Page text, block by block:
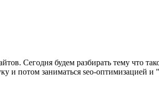
Сегодня будем разбирать тему что
и потом заниматься seo-